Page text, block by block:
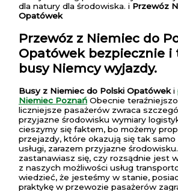
dla natury dla środowiska. i Przewóz
Opatówek
Przewóz z Niemiec do
Opatówekbezpiecznie i
busy Niemcy wyjazdy.
Busy z Niemiec do Polski Opatóweki
Niemiec Poznań Obecnie
liczniejsze pasażerów zwraca
przyjazne środowisku wymiary
cieszymy się faktem, bo możemy
przejazdy, które okazują się tak
usługi, zarazem przyjazne
zastanawiasz się, czy rozsądnie jest
z naszych możliwości usług
wiedzieć, że jesteśmy w stanie,
praktykę w przewozie pasażerów